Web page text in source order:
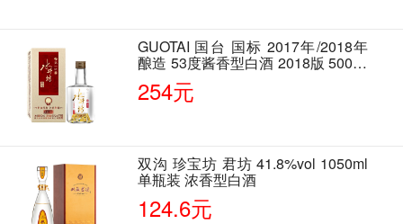
GUOTAI 国台 国标 2017年/2018年
酿造 53度酱香型白酒 2018版 500ml
单瓶装
254元
双沟 珍宝坊 君坊 41.8%vol 1050ml
单瓶装 浓香型白酒
124.6元